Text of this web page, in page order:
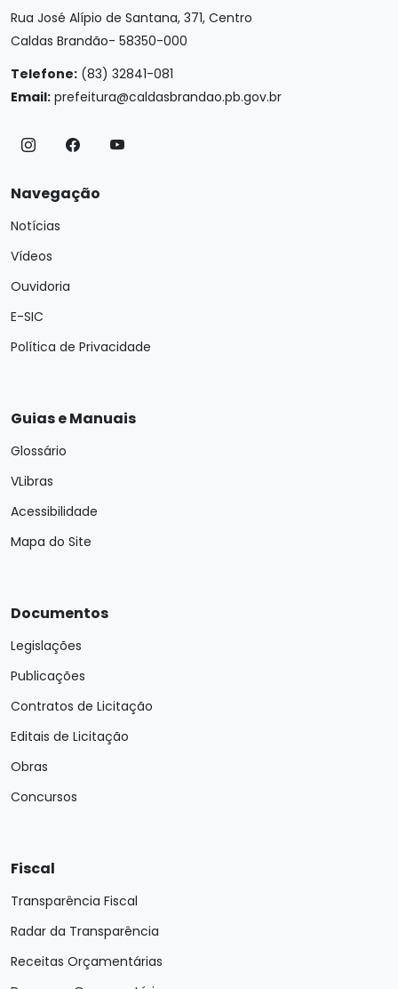
Rua José Alípio de Santana, 371, Centro
Caldas Brandão- 58350-000
Telefone: (83) 32841-081
Email: prefeitura@caldasbrandao.pb.gov.br
Navegação
Notícias
Vídeos
Ouvidoria
E-SIC
Política de Privacidade
Guias e Manuais
Glossário
VLibras
Acessibilidade
Mapa do Site
Documentos
Legislações
Publicações
Contratos de Licitação
Editais de Licitação
Obras
Concursos
Fiscal
Transparência Fiscal
Radar da Transparência
Receitas Orçamentárias